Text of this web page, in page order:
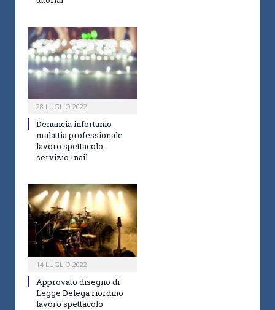
28 LUGLIO 2022
Denuncia infortunio
malattia professionale
lavoro spettacolo,
servizio Inail
14 LUGLIO 2022
Approvato disegno di
Legge Delega riordino
lavoro spettacolo